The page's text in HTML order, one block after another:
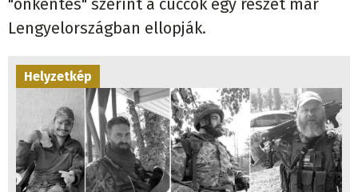
Lengyelországban ellopják.